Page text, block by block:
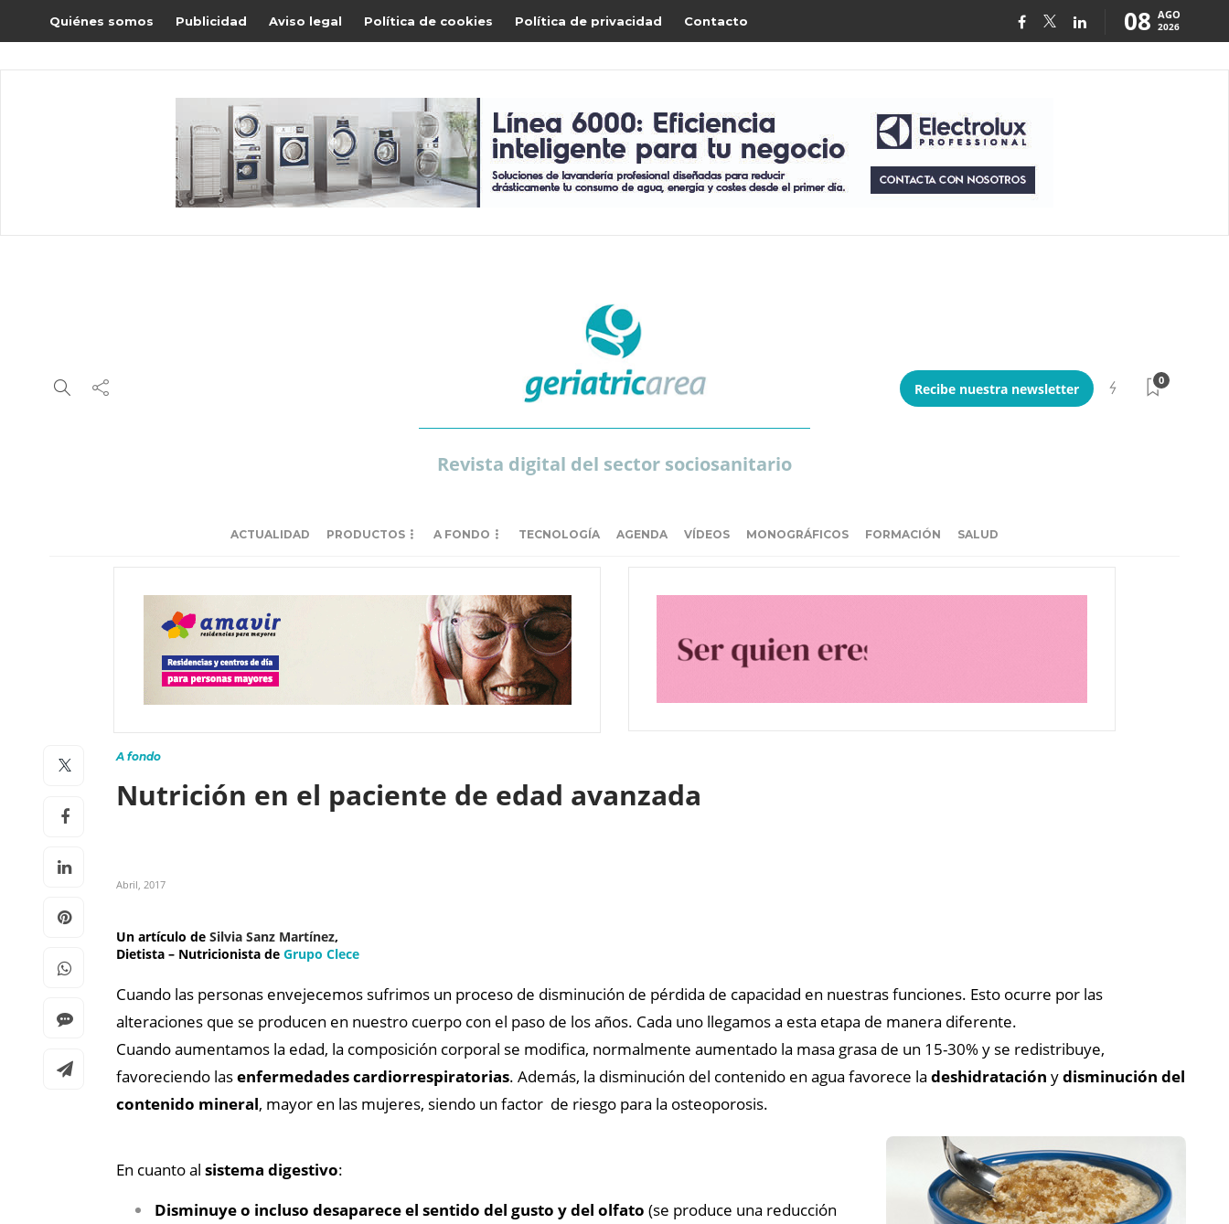
Quiénes somos Publicidad Aviso legal Política de cookies Política de privacidad Contacto 08 AGO
2026
Revista digital del sector sociosanitario
Recibe nuestra newsletter
0
ACTUALIDAD PRODUCTOS A FONDO TECNOLOGÍA AGENDA VÍDEOS MONOGRÁFICOS FORMACIÓN SALUD
A fondo
Nutrición en el paciente de edad avanzada
Abril, 2017
Un artículo de Silvia Sanz Martínez,
Dietista – Nutricionista de Grupo Clece
Cuando las personas envejecemos sufrimos un proceso de disminución de pérdida de capacidad en nuestras funciones. Esto ocurre por las
alteraciones que se producen en nuestro cuerpo con el paso de los años. Cada uno llegamos a esta etapa de manera diferente.
Cuando aumentamos la edad, la composición corporal se modifica, normalmente aumentado la masa grasa de un 15-30% y se redistribuye,
favoreciendo lasenfermedades cardiorrespiratorias. Además, la disminución del contenido en agua favorece la deshidratación ydisminución del
contenido mineral, mayor en las mujeres, siendo un factor de riesgo para la osteoporosis.
En cuanto al sistema digestivo:
Disminuye o incluso desaparece el sentido del gusto y del olfato (se produce una reducción